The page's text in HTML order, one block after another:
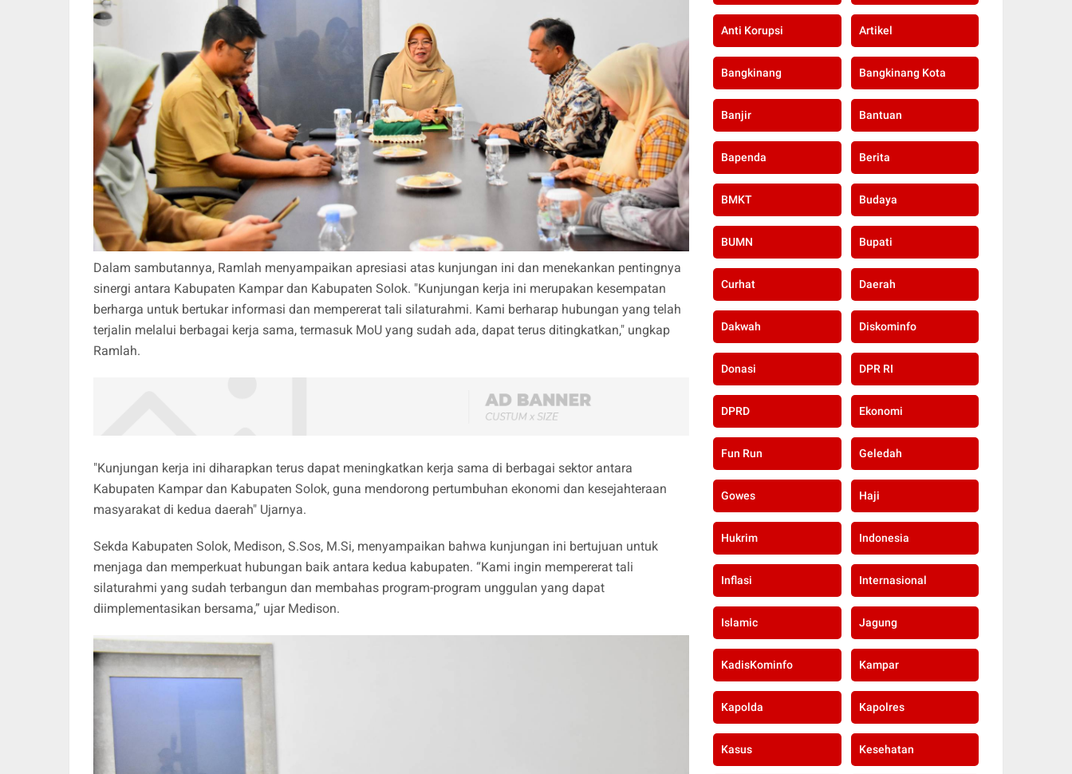
Dalam sambutannya, Ramlah menyampaikan apresiasi atas kunjungan ini dan menekankan pentingnya
sinergi antara Kabupaten Kampar dan Kabupaten Solok. "Kunjungan kerja ini merupakan kesempatan
berharga untuk bertukar informasi dan mempererat tali silaturahmi. Kami berharap hubungan yang telah
terjalin melalui berbagai kerja sama, termasuk MoU yang sudah ada, dapat terus ditingkatkan," ungkap
Ramlah.
"Kunjungan kerja ini diharapkan terus dapat meningkatkan kerja sama di berbagai sektor antara
Kabupaten Kampar dan Kabupaten Solok, guna mendorong pertumbuhan ekonomi dan kesejahteraan
masyarakat di kedua daerah" Ujarnya.
Sekda Kabupaten Solok, Medison, S.Sos, M.Si, menyampaikan bahwa kunjungan ini bertujuan untuk
menjaga dan memperkuat hubungan baik antara kedua kabupaten. “Kami ingin mempererat tali
silaturahmi yang sudah terbangun dan membahas program-program unggulan yang dapat
diimplementasikan bersama,” ujar Medison.
Anti Korupsi Artikel
Bangkinang Bangkinang Kota
Banjir Bantuan
Bapenda Berita
BMKT Budaya
BUMN Bupati
Curhat Daerah
Dakwah Diskominfo
Donasi DPR RI
DPRD Ekonomi
Fun Run Geledah
Gowes Haji
Hukrim Indonesia
Inflasi Internasional
Islamic Jagung
KadisKominfo Kampar
Kapolda Kapolres
Kasus Kesehatan